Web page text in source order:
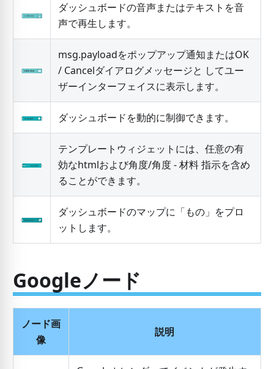
ダッシュボードの音声またはテキストを音
声で再生します。
msg.payloadをポップアップ通知またはOK
/ Cancelダイアログメッセージと してユー
ザーインターフェイスに表示します。
ダッシュボードを動的に制御できます。
テンプレートウィジェットには、任意の有
効なhtmlおよび角度/角度 - 材料 指示を含め
ることができます。
ダッシュボードのマップに「もの」をプロ
ットします。
Googleノード
ノード画
像
説明